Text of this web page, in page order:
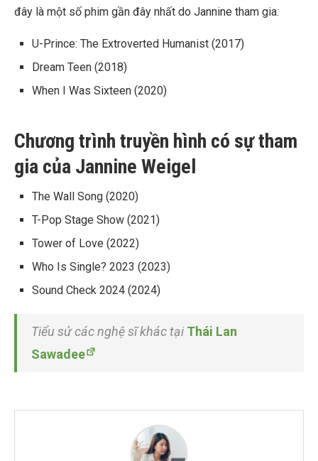
đây là một số phim gần đây nhất do Jannine tham gia:
U-Prince: The Extroverted Humanist (2017)
Dream Teen (2018)
When I Was Sixteen (2020)
Chương trình truyền hình có sự tham
gia của Jannine Weigel
The Wall Song (2020)
T-Pop Stage Show (2021)
Tower of Love (2022)
Who Is Single? 2023 (2023)
Sound Check 2024 (2024)
Tiểu sử các nghệ sĩ khác tại Thái Lan
Sawadee